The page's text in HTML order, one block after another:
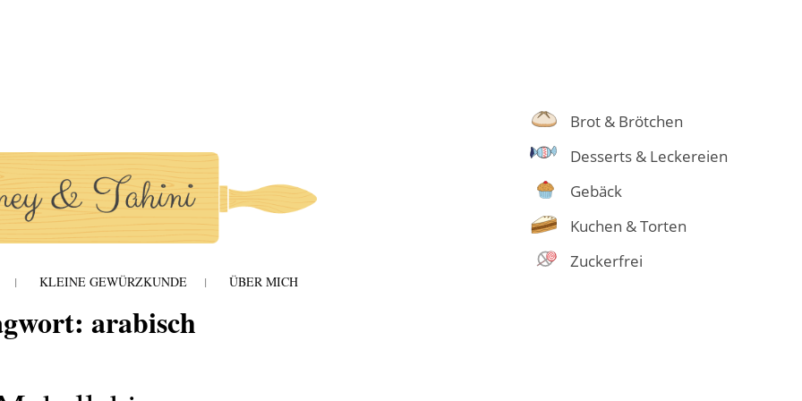
KLEINE GEWÜRZKUNDE ÜBER MICH
arabisch
Brot & Brötchen
Desserts & Leckereien
Gebäck
Kuchen & Torten
Zuckerfrei